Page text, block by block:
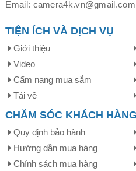
Do có kiểu dáng mini nên
đèn cũng tạo cảm giác áp
Với kích thước nhỏ, đèn sẽ
Email: camera4k.vn@gmail.com
TIỆN ÍCH VÀ DỊCH VỤ
Giới thiệu
Video
Cẩm nang mua sắm
Tải về
CHĂM SÓC KHÁCH HÀNG
Quy định bảo hành
Hướng dẫn mua hàng
Chính sách mua hàng